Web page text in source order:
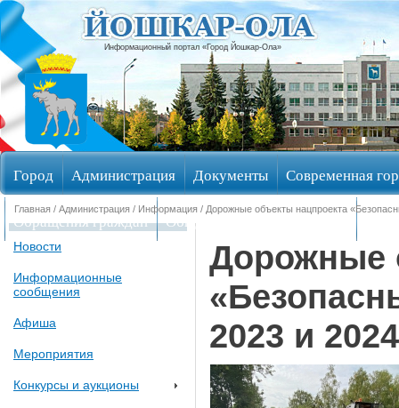
Информационный портал «Город Йошкар-Ола»
Город Администрация Документы Современная
Обращения граждан Общественные обсуждения
Главная / Администрация / Информация / Дорожные объекты нацпроекта
Новости
Информационные
сообщения
Афиша
Мероприятия
Конкурсы и аукционы
Дорожные
2023 и